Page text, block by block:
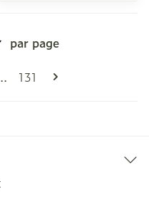
la page
Page
131
par page